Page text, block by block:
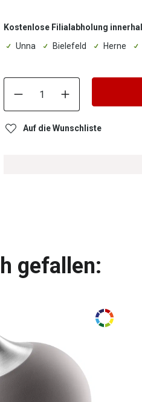
Kostenlose Filialabholung
Unna
Bielefeld Herne
Produkt
Auf die Wunschliste
gefallen: